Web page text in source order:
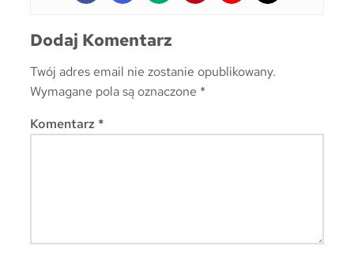
Dodaj Komentarz
Twój adres email nie zostanie opublikowany.
Wymagane pola są oznaczone *
Komentarz *